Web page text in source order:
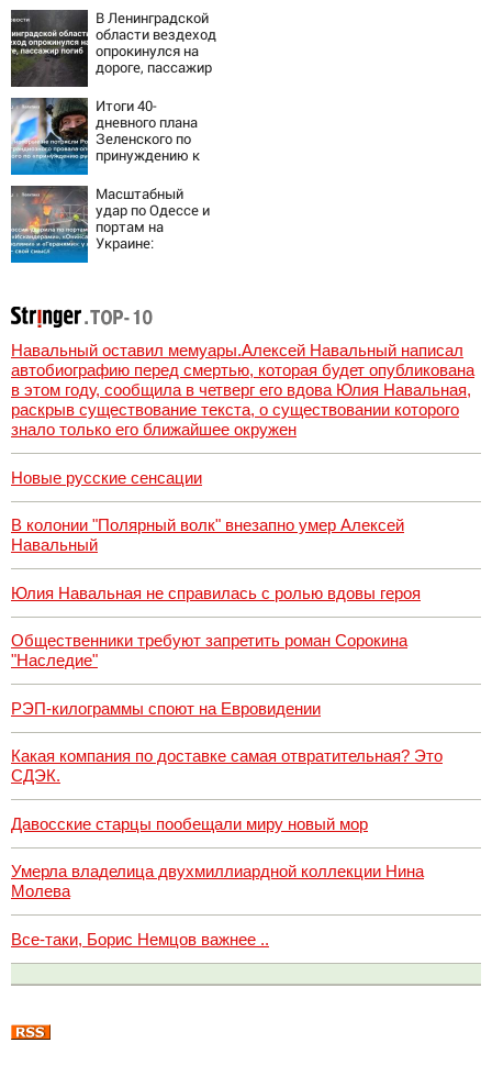
мог сдержать
слезы
В Ленинградской
области вездеход
опрокинулся на
дороге, пассажир
Итоги 40-
дневного плана
Зеленского по
принуждению к
ответила Россия,
полный разбор
провала операции
Украины от
военкора Коца
Масштабный
удар по Одессе и
портам на
Украине:
ударах России 9
августа 2026 года
Навальный оставил мемуары.Алексей Навальный написал
автобиографию перед смертью, которая будет опубликована
в этом году, сообщила в четверг его вдова Юлия Навальная,
раскрыв существование текста, о существовании которого
знало только его ближайшее окружен
Новые русские сенсации
В колонии "Полярный волк" внезапно умер Алексей
Навальный
Юлия Навальная не справилась с ролью вдовы героя
Общественники требуют запретить роман Сорокина
"Наследие"
РЭП-килограммы споют на Евровидении
Какая компания по доставке самая отвратительная? Это
СДЭК.
Давосские старцы пообещали миру новый мор
Умерла владелица двухмиллиардной коллекции Нина
Молева
Все-таки, Борис Немцов важнее ..